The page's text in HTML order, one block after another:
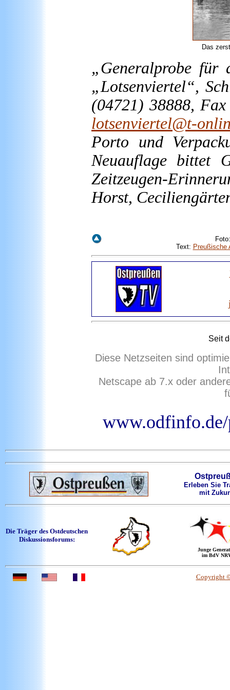
Das
„Generalprobe für
„Lotsenviertel“,
(04721) 38888,
lotsenviertel@t-
Porto und
Neuauflage bittet
Zeitzeugen-
Horst,
Text: Preußische
Seit
Diese Netzseiten sind
Netscape ab 7.x oder
www.odfinfo.de/
Erleben Sie
mit
Die Träger des Ostdeutschen
Diskussionsforums:
Junge
im BdV
Copyright